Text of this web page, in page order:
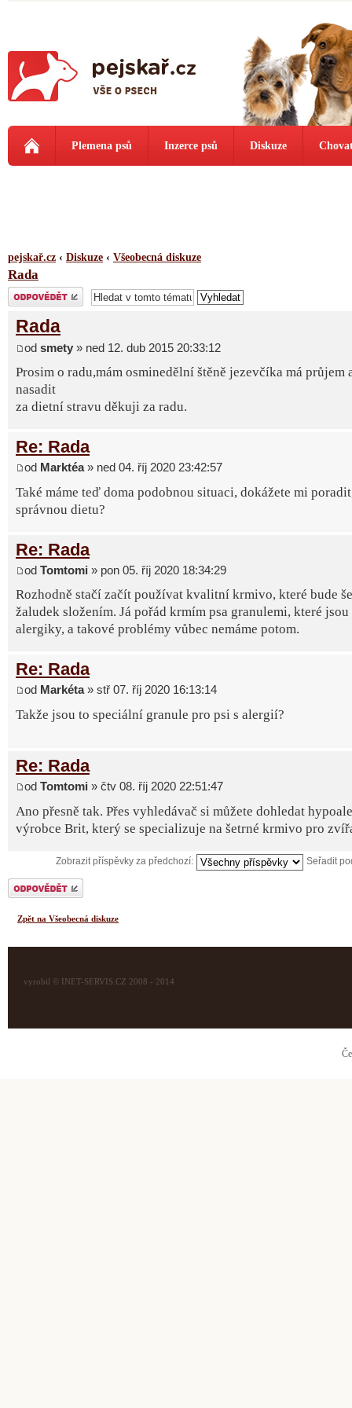
Plemena psů Inzerce psů Diskuze
pejskař.cz ‹ Diskuze ‹ Všeobecná diskuze
Rada
Odeslat odpověď
Rada
od smety » ned 12. dub 2015 20:33:12
Prosim o radu,mám osminedělní štěně jezevčíka má průjem
nasadit
za dietní stravu děkuji za radu.
Re: Rada
od Marktéa» ned 04. říj 2020 23:42:57
Také máme teď doma podobnou situaci, dokážete mi
správnou dietu?
Re: Rada
od Tomtomi » pon 05. říj 2020 18:34:29
Rozhodně stačí začít používat kvalitní krmivo, které bude
žaludek složením. Já pořád krmím psa granulemi, které
alergiky, a takové problémy vůbec nemáme potom.
Re: Rada
od Markéta» stř 07. říj 2020 16:13:14
Takže jsou to speciální granule pro psi s alergií?
Re: Rada
od Tomtomi » čtv 08. říj 2020 22:51:47
Ano přesně tak. Přes vyhledávač si můžete dohledat
výrobce Brit, který se specializuje na šetrné krmivo pro
Zobrazit příspěvky za předchozí: Seřadit
Odeslat odpověď
Zpět na Všeobecná diskuze
vyrobil © INET-SERVIS.CZ 2008 - 2014